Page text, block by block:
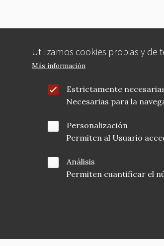
Utilizamos cookies propias y
Más información
Estrictamente
Necesarias para la
Personalización
Permiten al Usuario
Análisis
Permiten cuantificar el